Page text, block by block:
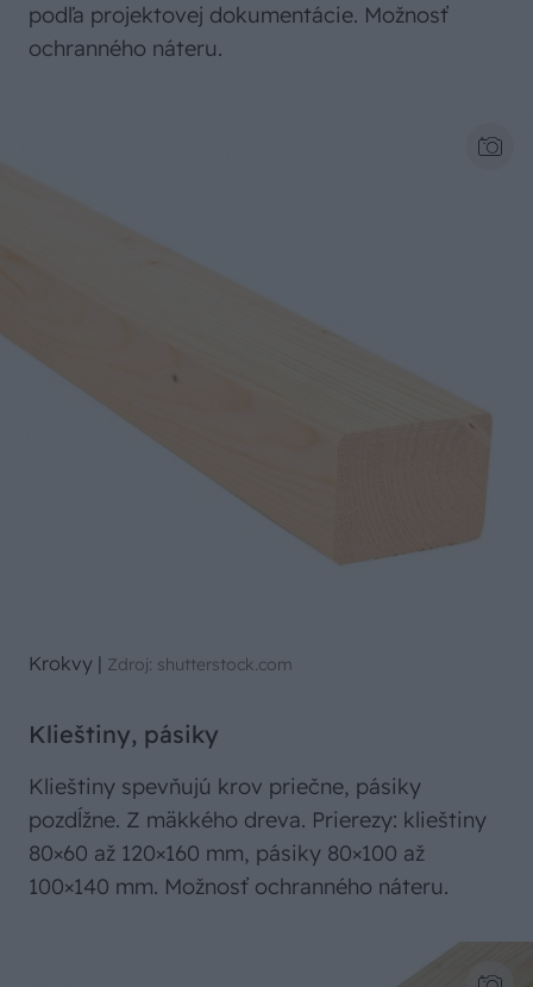
podľa projektovej dokumentácie. Možnosť
ochranného náteru.
Krokvy | Zdroj: shutterstock.com
Klieštiny, pásiky
Klieštiny spevňujú krov priečne, pásiky
pozdĺžne. Z mäkkého dreva. Prierezy: klieštiny
80×60 až 120×160 mm, pásiky 80×100 až
100×140 mm. Možnosť ochranného náteru.